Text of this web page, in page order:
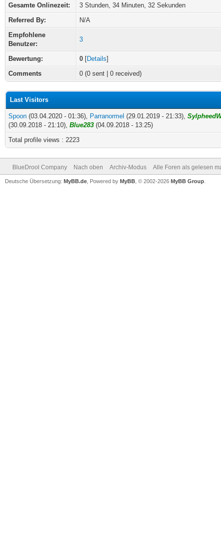
Gesamte Onlinezeit:
3 Stunden, 34 Minuten, 32 Sekunden
Referred By:
N/A
Empfohlene
Benutzer:
3
Bewertung: 0 [Details]
Comments
0 (0 sent | 0 received)
Last Visitors
Spoon (03.04.2020 - 01:36), Parranormel (29.01.2019 - 21:33),
(30.09.2018 - 21:10), Blue283 (04.09.2018 - 13:25)
Total profile views : 2223
BlueDrool Company Nach oben Archiv-Modus Alle Foren als gelesen
Deutsche Übersetzung: MyBB.de , Powered by MyBB , © 2002-2026 MyBB Group